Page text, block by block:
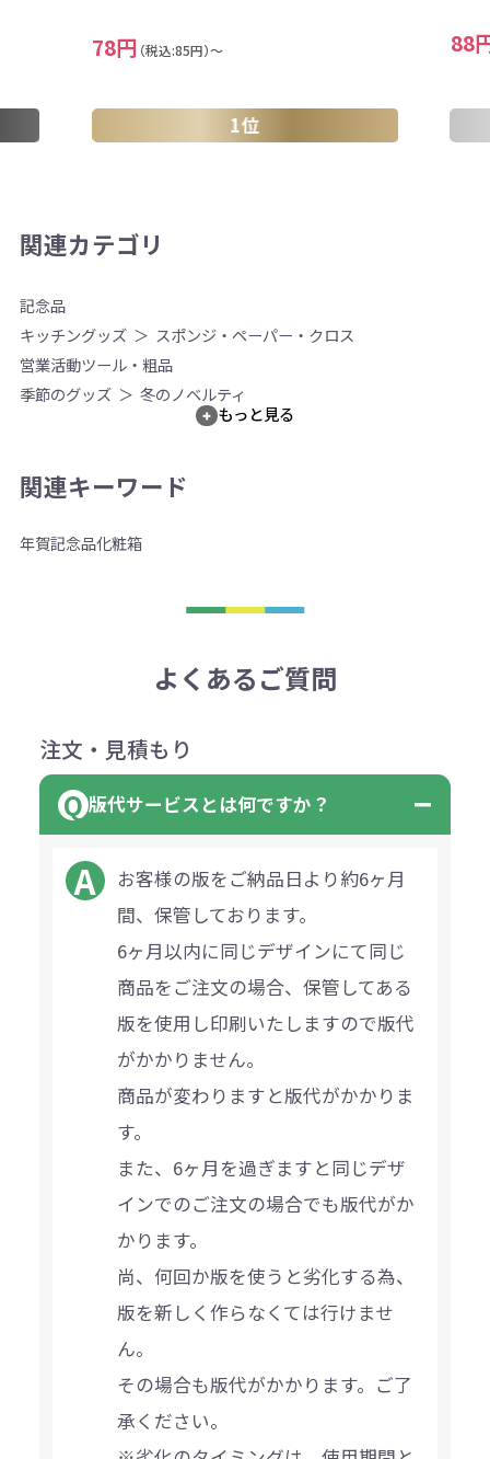
78円 （税込:85円）～
1位
88
関連カテゴリ
記念品
キッチングッズ
スポンジ・ペーパー・クロス
営業活動ツール・粗品
季節のグッズ
冬のノベルティ
もっと見る
関連キーワード
年賀記念品化粧箱
よくあるご質問
注文・見積もり
版代サービスとは何ですか？
お客様の版をご納品日より約6ヶ月
間、保管しております。
6ヶ月以内に同じデザインにて同じ
商品をご注文の場合、保管してある
版を使用し印刷いたしますので版代
がかかりません。
商品が変わりますと版代がかかりま
す。
また、6ヶ月を過ぎますと同じデザ
インでのご注文の場合でも版代がか
かります。
尚、何回か版を使うと劣化する為、
版を新しく作らなくては行けませ
ん。
その場合も版代がかかります。ご了
承ください。